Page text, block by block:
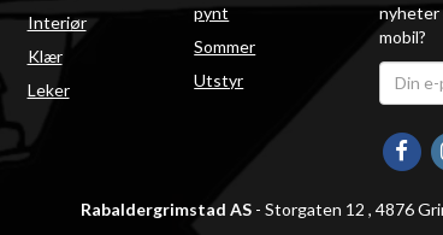
Interiør
Klær
Leker
pynt
Sommer
Utstyr
nyheter
mobil?
Rabaldergrimstad AS- Storgaten 12 , 4876